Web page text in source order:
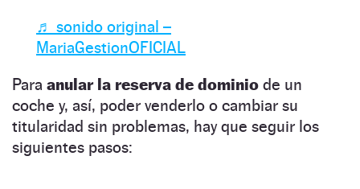
♬ sonido original –
MariaGestionOFICIAL
Para anular la reserva de dominio de un
coche y, así, poder venderlo o cambiar su
titularidad sin problemas, hay que seguir los
siguientes pasos: